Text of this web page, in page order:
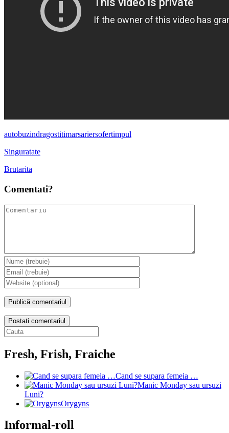
autobuzindragostitimarsariersofertimpul
Singuratate
Brutarita
Comentati?
Postati comentariul
Fresh, Frish, Fraiche
Cand se supara femeia …
Manic Monday sau ursuzi
Luni?
Orygyns
Informal-roll